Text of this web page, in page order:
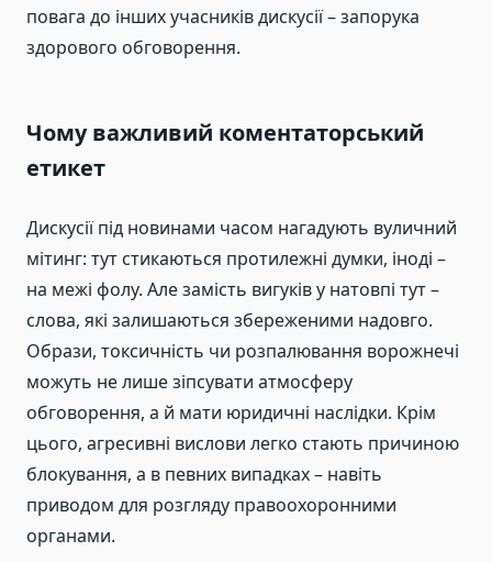
повага до інших учасників дискусії – запорука
здорового обговорення.
Чому важливий коментаторський
етикет
Дискусії під новинами часом нагадують вуличний
мітинг: тут стикаються протилежні думки, іноді –
на межі фолу. Але замість вигуків у натовпі тут –
слова, які залишаються збереженими надовго.
Образи, токсичність чи розпалювання ворожнечі
можуть не лише зіпсувати атмосферу
обговорення, а й мати юридичні наслідки. Крім
цього, агресивні вислови легко стають причиною
блокування, а в певних випадках – навіть
приводом для розгляду правоохоронними
органами.